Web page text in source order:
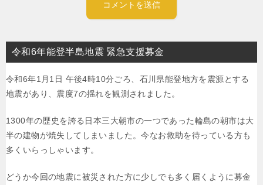
令和6年能登半島地震 緊急支援募金
令和6年1月1日 午後4時10分ごろ、石川県能登地方を震源とする
地震があり、震度7の揺れを観測されました。
1300年の歴史を誇る日本三大朝市の一つであった輪島の朝市は大
半の建物が焼失してしまいました。今なお救助を待っている方も
多くいらっしゃいます。
どうか今回の地震に被災された方に少しでも多く届くように募金